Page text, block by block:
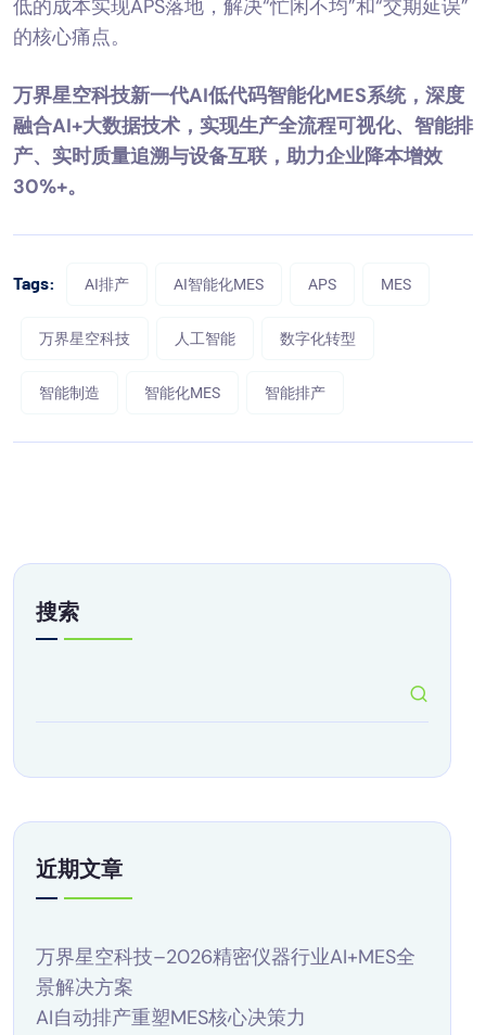
低的成本实现APS落地，解决“忙闲不均”和“交期延误”
的核心痛点。
万界星空科技新一代AI低代码智能化MES系统，深度
融合AI+大数据技术，实现生产全流程可视化、智能排
产、实时质量追溯与设备互联，助力企业降本增效
30%+。
Tags: AI排产 AI智能化MES APS MES
万界星空科技 人工智能 数字化转型
智能制造 智能化MES 智能排产
搜索
近期文章
万界星空科技–2026精密仪器行业AI+MES全
景解决方案
AI自动排产重塑MES核心决策力